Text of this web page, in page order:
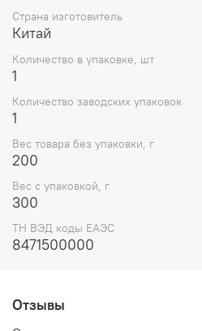
Страна изготовитель
Китай
Количество в упаковке, шт
1
Количество заводских упаковок
1
Вес товара без упаковки, г
200
Вес с упаковкой, г
300
ТН ВЭД коды ЕАЭС
8471500000
Отзывы